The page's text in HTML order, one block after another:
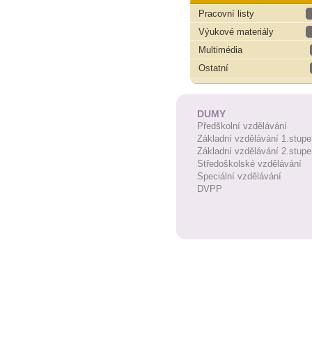
Pracovní listy
Výukové materiály
Multimédia
Ostatní
DUMY
Předškolní vzdělávání
Základní vzdělávání
Základní vzdělávání
Středoškolské vzdělávání
Speciální vzdělávání
DVPP